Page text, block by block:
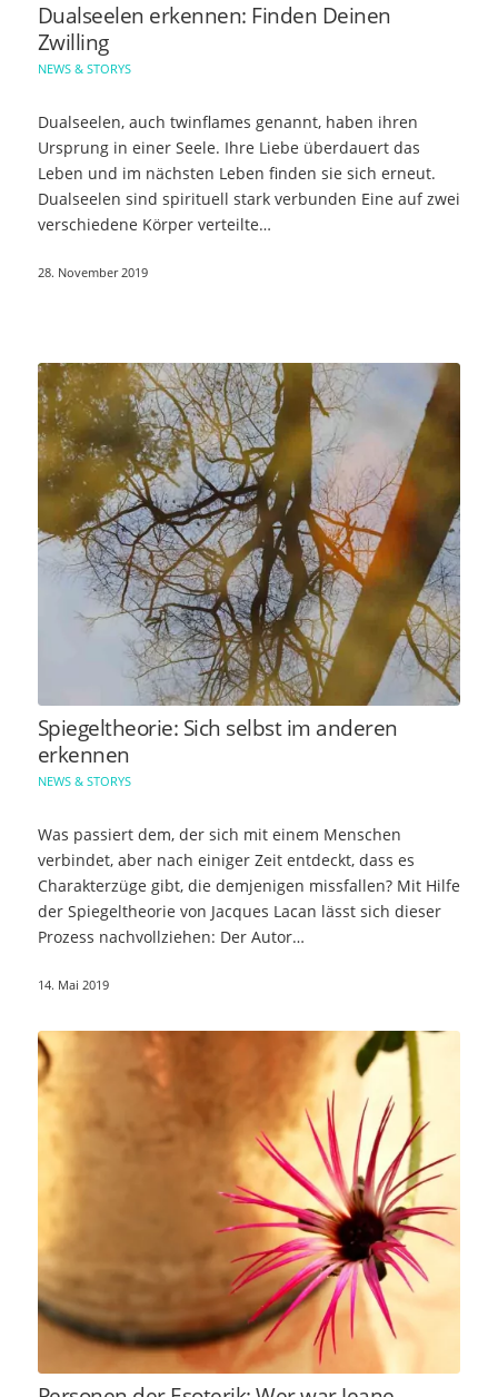
Dualseelen erkennen: Finden Deinen
Zwilling
NEWS & STORYS
Dualseelen, auch twinflames genannt, haben ihren
Ursprung in einer Seele. Ihre Liebe überdauert das
Leben und im nächsten Leben finden sie sich erneut.
Dualseelen sind spirituell stark verbunden Eine auf zwei
verschiedene Körper verteilte…
28. November 2019
Spiegeltheorie: Sich selbst im anderen
erkennen
NEWS & STORYS
Was passiert dem, der sich mit einem Menschen
verbindet, aber nach einiger Zeit entdeckt, dass es
Charakterzüge gibt, die demjenigen missfallen? Mit Hilfe
der Spiegeltheorie von Jacques Lacan lässt sich dieser
Prozess nachvollziehen: Der Autor…
14. Mai 2019